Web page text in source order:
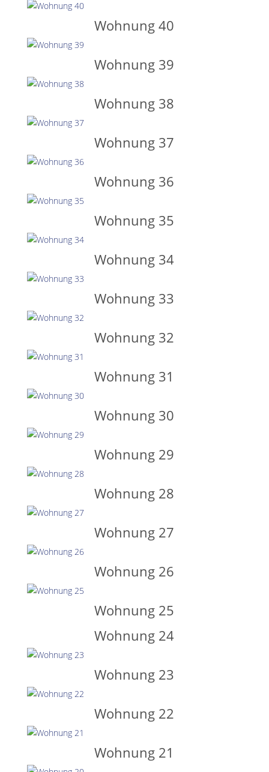
Wohnung 40
Wohnung 39
Wohnung 38
Wohnung 37
Wohnung 36
Wohnung 35
Wohnung 34
Wohnung 33
Wohnung 32
Wohnung 31
Wohnung 30
Wohnung 29
Wohnung 28
Wohnung 27
Wohnung 26
Wohnung 25
Wohnung 24
Wohnung 23
Wohnung 22
Wohnung 21